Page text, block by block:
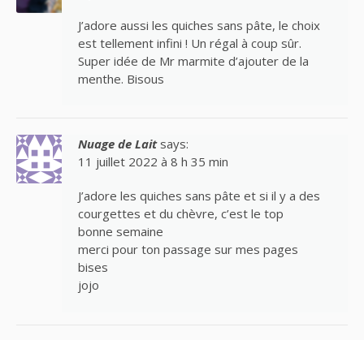
J’adore aussi les quiches sans pâte, le choix
est tellement infini ! Un régal à coup sûr.
Super idée de Mr marmite d’ajouter de la
menthe. Bisous
Nuage de Lait says:
11 juillet 2022 à 8 h 35 min
J’adore les quiches sans pâte et si il y a des
courgettes et du chèvre, c’est le top
bonne semaine
merci pour ton passage sur mes pages
bises
jojo